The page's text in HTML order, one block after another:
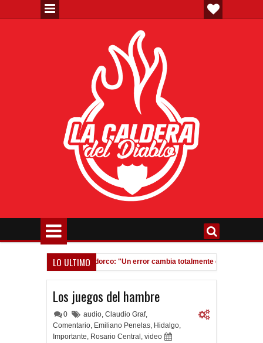
LO ULTIMO
02:07 AM Fedorco: "Un error cambia totalmente el partido"
Los juegos del hambre
0 audio, Claudio Graf,
Comentario, Emiliano Penelas, Hidalgo,
Importante, Rosario Central , video